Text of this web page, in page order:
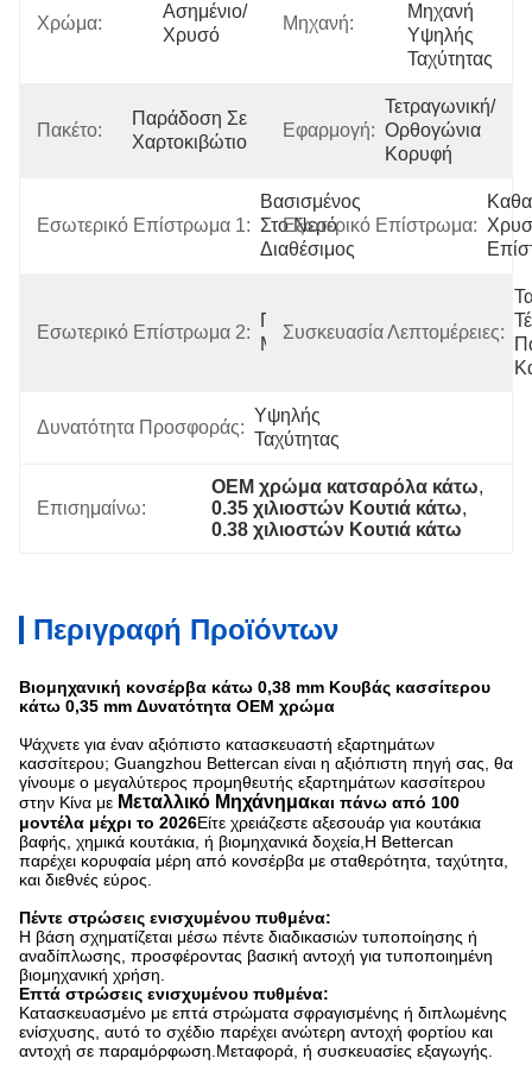
Χρώμα:
Ασημένιο/
Χρυσό
Μηχανή:
Μηχανή
Υψηλής
Ταχύτητας
Πακέτο:
Παράδοση Σε
Χαρτοκιβώτιο
Εφαρμογή:
Τετραγωνική/
Ορθογώνια
Κορυφή
Εσωτερικό Επίστρωμα 1:
Βασισμένος
Στο Νερό
Διαθέσιμος
Εξωτερικό Επίστρωμα:
Εσωτερικό Επίστρωμα 2:
Πεδιάδα
Μέσα
Συσκευασία Λεπτομέρειες:
Δυνατότητα Προσφοράς:
Υψηλής
Ταχύτητας
Επισημαίνω:
OEM χρώμα κατσαρόλα κάτω,
0.35 χιλιοστών Κουτιά κάτω,
0.38 χιλιοστών Κουτιά κάτω
Περιγραφή Προϊόντων
Βιομηχανική κονσέρβα κάτω 0,38 mm Κουβάς κασσίτερου
κάτω 0,35 mm Δυνατότητα OEM χρώμα
Ψάχνετε για έναν αξιόπιστο κατασκευαστή εξαρτημάτων
κασσίτερου; Guangzhou Bettercan είναι η αξιόπιστη πηγή σας, θα
γίνουμε ο μεγαλύτερος προμηθευτής εξαρτημάτων κασσίτερου
στην Κίνα με Μεταλλικό Μηχάνημακαι πάνω από 100
μοντέλα μέχρι το 2026Είτε χρειάζεστε αξεσουάρ για κουτάκια
βαφής, χημικά κουτάκια, ή βιομηχανικά δοχεία,Η Bettercan
παρέχει κορυφαία μέρη από κονσέρβα με σταθερότητα, ταχύτητα,
και διεθνές εύρος.
Πέντε στρώσεις ενισχυμένου πυθμένα:
Η βάση σχηματίζεται μέσω πέντε διαδικασιών τυποποίησης ή
αναδίπλωσης, προσφέροντας βασική αντοχή για τυποποιημένη
βιομηχανική χρήση.
Επτά στρώσεις ενισχυμένου πυθμένα:
Κατασκευασμένο με επτά στρώματα σφραγισμένης ή διπλωμένης
ενίσχυσης, αυτό το σχέδιο παρέχει ανώτερη αντοχή φορτίου και
αντοχή σε παραμόρφωση.Μεταφορά, ή συσκευασίες εξαγωγής.